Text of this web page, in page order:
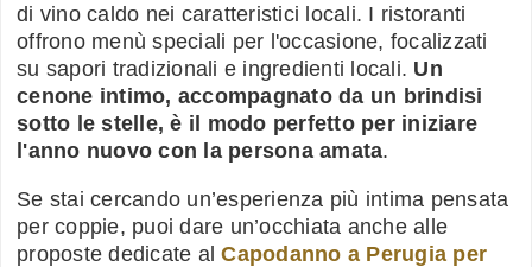
di vino caldo nei caratteristici locali. I ristoranti
offrono menù speciali per l'occasione, focalizzati
su sapori tradizionali e ingredienti locali. Un
cenone intimo, accompagnato da un brindisi
sotto le stelle, è il modo perfetto per iniziare
l'anno nuovo con la persona amata.
Se stai cercando un’esperienza più intima pensata
per coppie, puoi dare un’occhiata anche alle
proposte dedicate alCapodanno a Perugia per